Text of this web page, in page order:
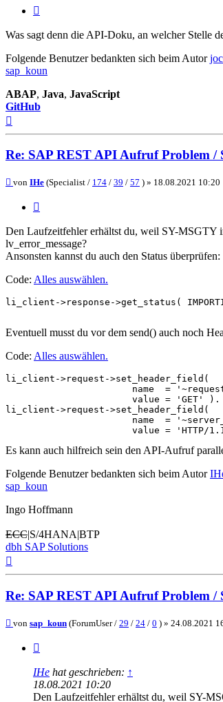
Was sagt denn die API-Doku, an welcher Stelle
Folgende Benutzer bedankten sich beim Autor
sap_koun
ABAP, Java, JavaScript
GitHub
Re: SAP REST API Aufruf Problem
Beitrag
von IHe (Specialist / 174 / 39 / 57 ) » 18.08.2021 10:20
Den Laufzeitfehler erhältst du, weil SY-MSGTY
lv_error_message?
Ansonsten kannst du auch den Status überprüfen:
Code: Alles auswählen.
li_client->response->get_status(
Eventuell musst du vor dem send() auch noch
Code: Alles auswählen.
li_client->request->set_header_field(
name  =
                       value = 'GET' ).
li_client->request->set_header_field(
name  =
value = 'HTTP/
Es kann auch hilfreich sein den API-Aufruf
Folgende Benutzer bedankten sich beim Autor
sap_koun
Ingo Hoffmann
ECC|S/4HANA|BTP
dbh SAP Solutions
Re: SAP REST API Aufruf Problem
Beitrag
von sap_koun (ForumUser / 29 / 24 / 0 ) » 24.08.2021
IHe hat geschrieben: ↑
18.08.2021 10:20
Den Laufzeitfehler erhältst du, weil SY-